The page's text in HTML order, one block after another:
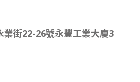
業街22-26號永豐工業大廈3